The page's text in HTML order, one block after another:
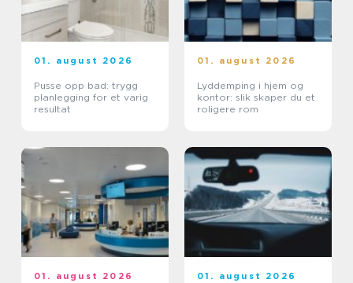
01. august 2026
Pusse opp bad: trygg
planlegging for et varig
resultat
01. august 2026
Lyddemping i hjem og
kontor: slik skaper du et
roligere rom
01. august 2026 01. august 2026